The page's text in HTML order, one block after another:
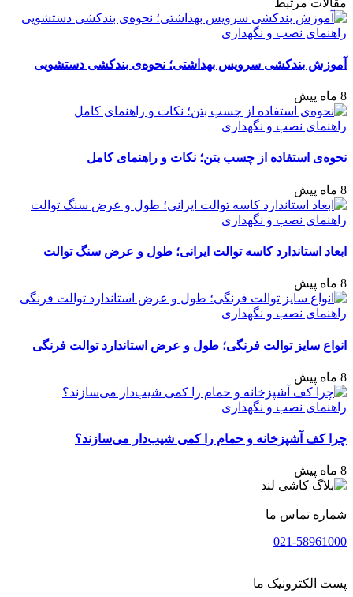
راهنمای نصب و نگهداری
آموزش بندکشی سرویس بهداشتی؛ نحوه‌ی بندکشی دستشویی
8 ماه پیش
راهنمای نصب و نگهداری
نحوه‌ی استفاده از چسب بتن؛ نکات و راهنمای کامل
8 ماه پیش
راهنمای نصب و نگهداری
ابعاد استاندارد کاسه توالت ایرانی؛ طول و عرض سنگ توالت
8 ماه پیش
راهنمای نصب و نگهداری
انواع سایز توالت فرنگی؛ طول و عرض استاندارد توالت فرنگی
8 ماه پیش
راهنمای نصب و نگهداری
چرا کف آشپزخانه و حمام را کمی شیب‌دار می‌سازند؟
8 ماه پیش
شماره تماس ما
021-58961000
پست الکترونیک ما